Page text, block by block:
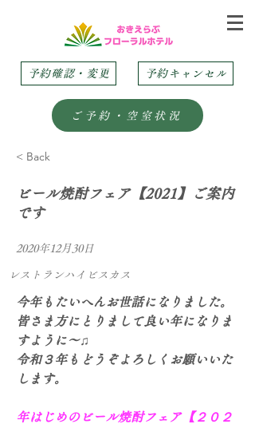
予約確認・変更 予約キャンセル
ご予約・空室状況
< Back
ビール焼酎フェア【2021】ご案内
です
2020年12月30日
レストランハイビスカス
今年もたいへんお世話になりました。
皆さま方にとりまして良い年になりま
すように～♫
令和３年もどうぞよろしくお願いいた
します。
年はじめのビール焼酎フェア【２０２